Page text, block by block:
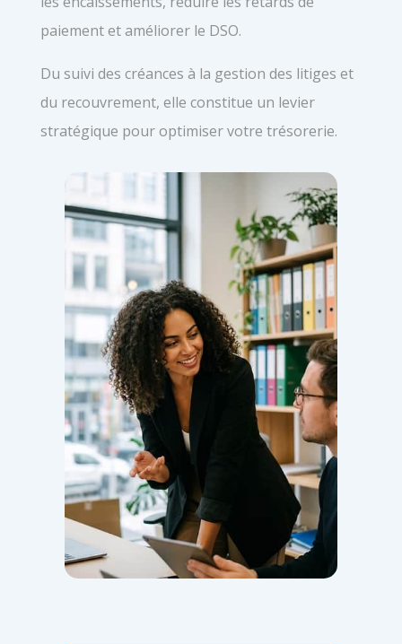
paiement et améliorer le DSO.
Du suivi des créances à la gestion des litiges et
du recouvrement, elle constitue un levier
stratégique pour optimiser votre trésorerie.